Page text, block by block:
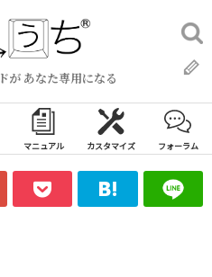
が あなた専用になる
検
索:
マニュアル カスタマイズ フォーラム